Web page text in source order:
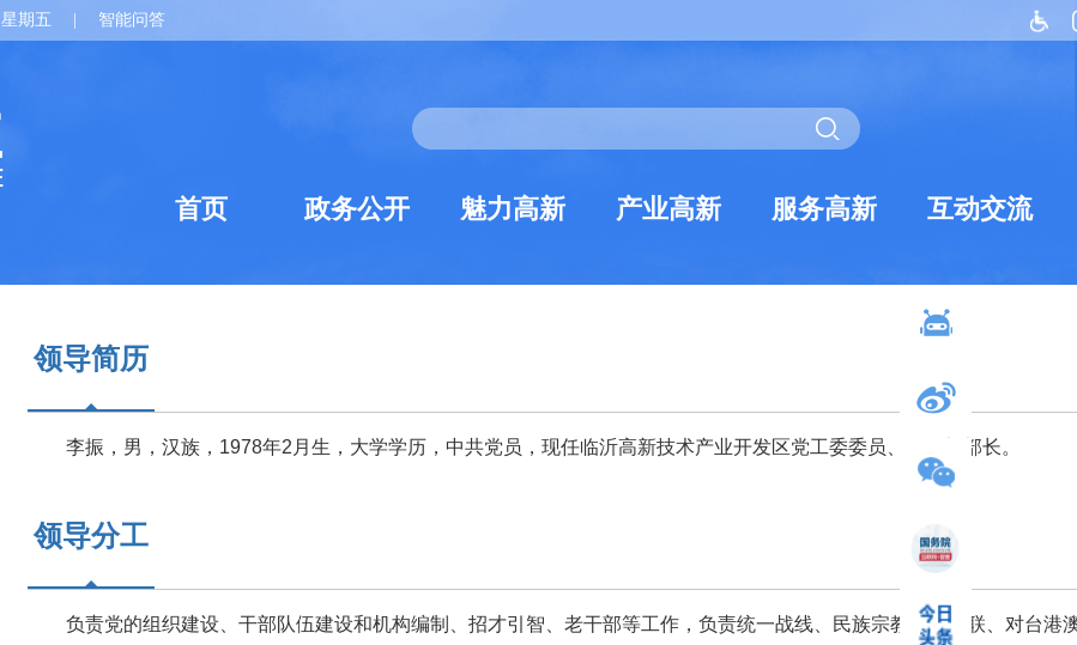
星期五 智能问答
首页 政务公开 魅力高新 产业高新 服务高新 互动交流
领导简历
李振，男，汉族，1978年2月生，大学学历，中共党员，现任临沂高新技术产业开发区党工委委员、组织部部长。
领导分工
负责党的组织建设、干部队伍建设和机构编制、招才引智、老干部等工作，负责统一战线、民族宗教、工商联、对台港